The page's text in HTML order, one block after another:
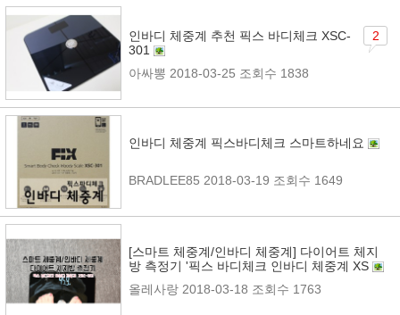
인바디 체중계 추천 픽스 바디체크 XSC-
301
2
아싸뽕 2018-03-25 조회수 1838
인바디 체중계 픽스바디체크 스마트하네요
BRADLEE85 2018-03-19 조회수 1649
[스마트 체중계/인바디 체중계] 다이어트 체지
방 측정기 '픽스 바디체크 인바디 체중계 XS
올레사랑 2018-03-18 조회수 1763